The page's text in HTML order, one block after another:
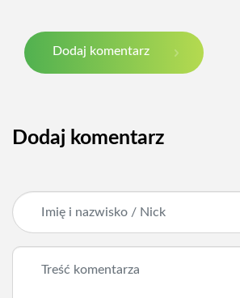
Dodaj komentarz
Dodaj komentarz